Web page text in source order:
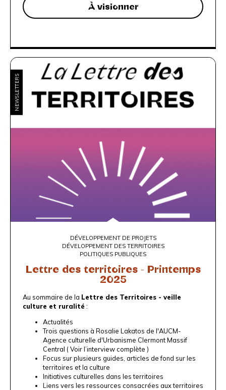
À visionner
NEWSLETTERS
DÉVELOPPEMENT DE PROJETS
DÉVELOPPEMENT DES TERRITOIRES
POLITIQUES PUBLIQUES
Lettre des territoires - Printemps
2025
Au sommaire de la Lettre des Territoires - veille
culture et ruralité :
Actualités
Trois questions à Rosalie Lakatos de l'AUCM-
Agence culturelle d'Urbanisme Clermont Massif
Central ( Voir l’interview complète )
Focus sur plusieurs guides, articles de fond sur les
territoires et la culture
Initiatives culturelles dans les territoires
Liens vers les ressources consacrées aux territoires